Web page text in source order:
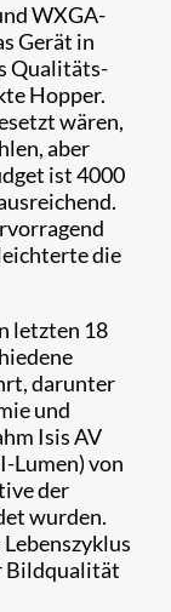
WXGA-
Gerät in
Qualitäts-
Hopper.
wären,
aber
ist 4000
die
letzten 18
darunter
und
Isis AV
Lumen) von
der
wurden.
Bildqualität